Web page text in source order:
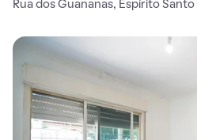
Rua dos Guananas, Espírito Santo